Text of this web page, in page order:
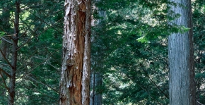
ンタビューの記事を更新しました【A-
（別ウインドウで開きます）
応センター 気候変動分野 気候変動適応